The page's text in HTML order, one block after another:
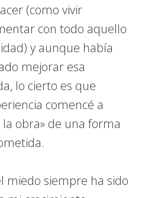
(como vivir
con todo aquello
y aunque había
mejorar esa
lo cierto es que
comencé a
obra» de una forma
miedo siempre ha sido